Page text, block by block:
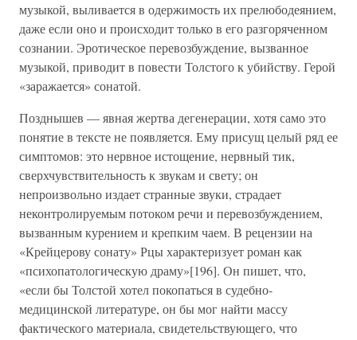
музыкой, выливается в одержимость их прелюбодеянием,
даже если оно и происходит только в его разгоряченном
сознании. Эротическое перевозбуждение, вызванное
музыкой, приводит в повести Толстого к убийству. Герой
«заражается» сонатой.
Позднышев — явная жертва дегенерации, хотя само это
понятие в тексте не появляется. Ему присущ целый ряд ее
симптомов: это нервное истощение, нервный тик,
сверхчувствительность к звукам и свету; он
непроизвольно издает странные звуки, страдает
неконтролируемым потоком речи и перевозбуждением,
вызванным курением и крепким чаем. В рецензии на
«Крейцерову сонату» Рцы характеризует роман как
«психопатологическую драму»[196]. Он пишет, что,
«если бы Толстой хотел покопаться в судебно-
медицинской литературе, он бы мог найти массу
фактического материала, свидетельствующего, что